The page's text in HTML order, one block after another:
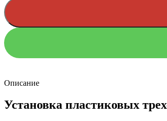
Описание
Установка пластиковых